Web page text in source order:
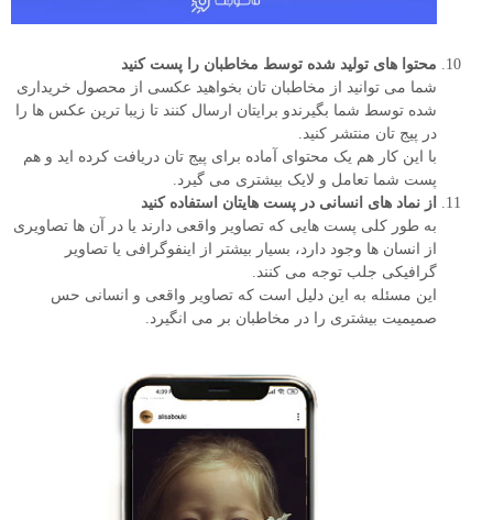
محتوا های تولید شده توسط مخاطبان را پست کنید
شما می توانید از مخاطبان تان بخواهید عکسی از محصول خریداری
شده توسط شما بگیرندو برایتان ارسال کنند تا زیبا ترین عکس ها را
در پیج تان منتشر کنید.
با این کار هم یک محتوای آماده برای پیج تان دریافت کرده اید و هم
پست شما تعامل و لایک بیشتری می گیرد.
از نماد های انسانی در پست هایتان استفاده کنید
به طور کلی پست هایی که تصاویر واقعی دارند یا در آن ها تصاویری
از انسان ها وجود دارد، بسیار بیشتر از اینفوگرافی یا تصاویر
گرافیکی جلب توجه می کنند.
این مسئله به این دلیل است که تصاویر واقعی و انسانی حس
صمیمیت بیشتری را در مخاطبان بر می انگیرد.